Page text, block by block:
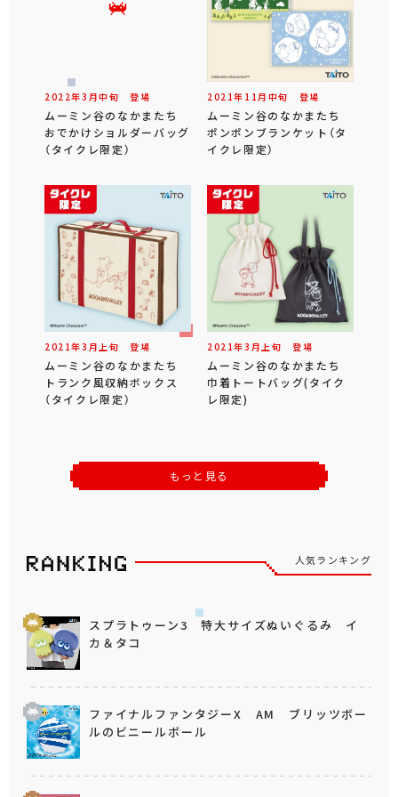
2022年3 月中旬 登場
ムーミン谷のなかまたち
おでかけショルダーバッグ
（タイクレ限定）
2021年 11 月 中旬 登場
ムーミン谷のなかまたち
ポンポンブランケット（タ
イクレ限定）
2021年3 月 上旬 登場
ムーミン谷のなかまたち
トランク風収納ボックス
（タイクレ限定）
2021年3 月 上旬 登場
ムーミン谷のなかまたち
巾着トートバッグ(タイク
レ限定)
もっと見る
人気ランキング
スプラトゥーン3 特大サイズぬいぐるみ イ
カ＆タコ
ファイナルファンタジーX AM ブリッツボー
ルのビニールボール